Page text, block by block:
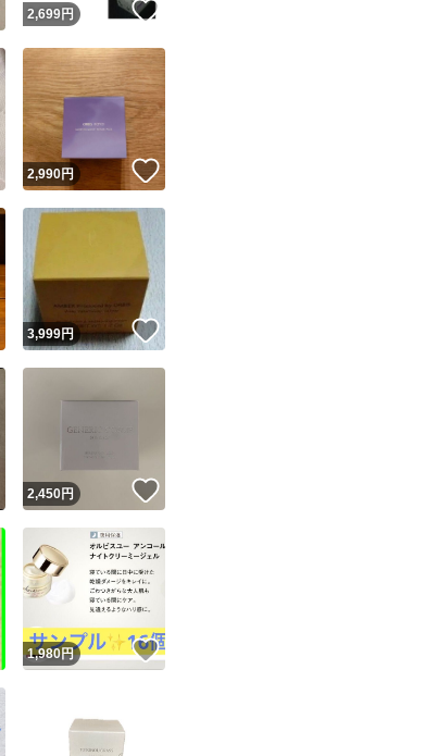
いいね！
2,699円
いいね！
2,990円 いいね！
いいね！
3,999円 いいね！
いいね！
2,450円
いいね！
1,980円 いいね！